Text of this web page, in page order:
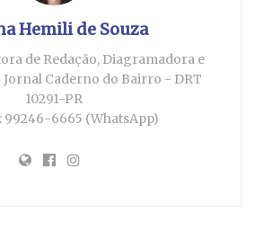
Hemili de Souza
de Redação, Diagramadora e
Caderno do Bairro - DRT
10291-PR
99246-6665 (WhatsApp)